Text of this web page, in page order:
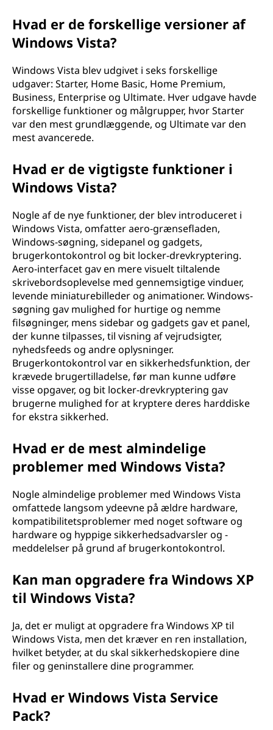
Hvad er de forskellige versioner af
Windows Vista?
Windows Vista blev udgivet i seks forskellige
udgaver: Starter, Home Basic, Home Premium,
Business, Enterprise og Ultimate. Hver udgave havde
forskellige funktioner og målgrupper, hvor Starter
var den mest grundlæggende, og Ultimate var den
mest avancerede.
Hvad er de vigtigste funktioner i
Windows Vista?
Nogle af de nye funktioner, der blev introduceret i
Windows Vista, omfatter aero-grænsefladen,
Windows-søgning, sidepanel og gadgets,
brugerkontokontrol og bit locker-drevkryptering.
Aero-interfacet gav en mere visuelt tiltalende
skrivebordsoplevelse med gennemsigtige vinduer,
levende miniaturebilleder og animationer. Windows-
søgning gav mulighed for hurtige og nemme
filsøgninger, mens sidebar og gadgets gav et panel,
der kunne tilpasses, til visning af vejrudsigter,
nyhedsfeeds og andre oplysninger.
Brugerkontokontrol var en sikkerhedsfunktion, der
krævede brugertilladelse, før man kunne udføre
visse opgaver, og bit locker-drevkryptering gav
brugerne mulighed for at kryptere deres harddiske
for ekstra sikkerhed.
Hvad er de mest almindelige
problemer med Windows Vista?
Nogle almindelige problemer med Windows Vista
omfattede langsom ydeevne på ældre hardware,
kompatibilitetsproblemer med noget software og
hardware og hyppige sikkerhedsadvarsler og -
meddelelser på grund af brugerkontokontrol.
Kan man opgradere fra Windows XP
til Windows Vista?
Ja, det er muligt at opgradere fra Windows XP til
Windows Vista, men det kræver en ren installation,
hvilket betyder, at du skal sikkerhedskopiere dine
filer og geninstallere dine programmer.
Hvad er Windows Vista Service
Pack?